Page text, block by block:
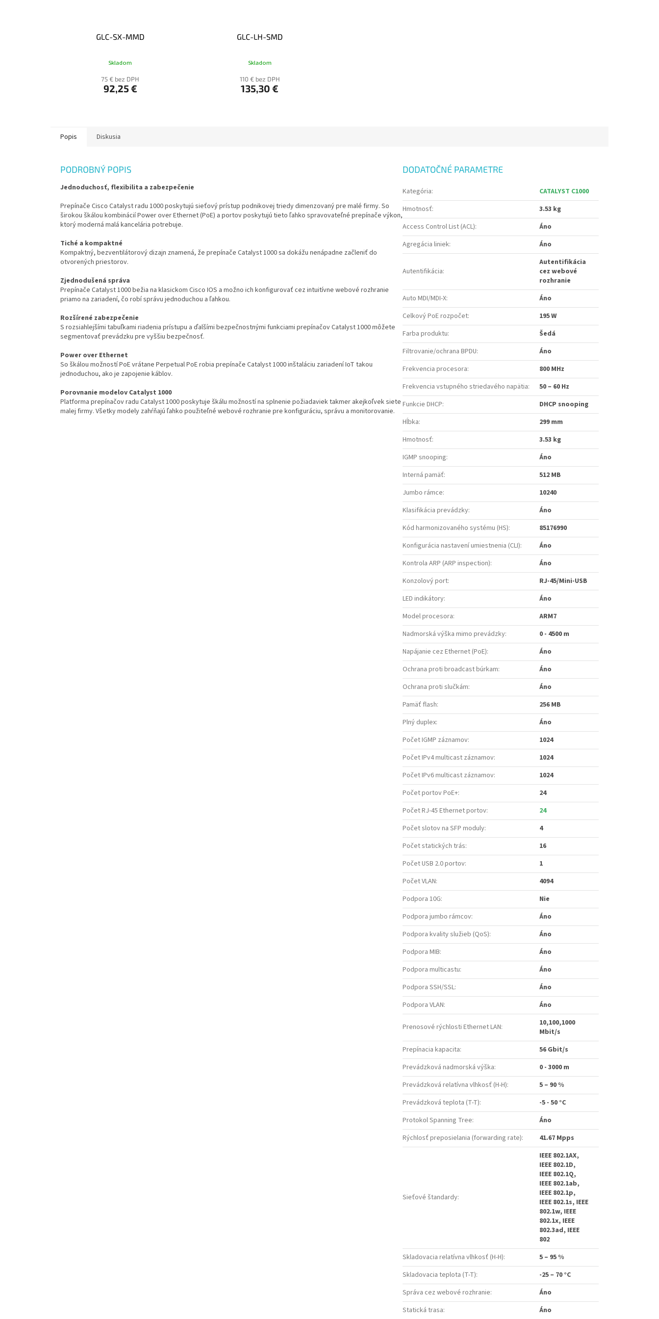
GLC-SX-MMD
Skladom
75 € bez DPH
92,25 €
GLC-LH-SMD
Skladom
110 € bez DPH
135,30 €
Popis Diskusia
PODROBNÝ POPIS
Jednoduchosť, flexibilita a zabezpečenie
Prepínače Cisco Catalyst radu 1000 poskytujú sieťový prístup podnikovej triedy dimenzovaný pre malé firmy. So
širokou škálou kombinácií Power over Ethernet (PoE) a portov poskytujú tieto ľahko spravovateľné prepínače výkon,
ktorý moderná malá kancelária potrebuje.
Tiché a kompaktné
Kompaktný, bezventilátorový dizajn znamená, že prepínače Catalyst 1000 sa dokážu nenápadne začleniť do
otvorených priestorov.
Zjednodušená správa
Prepínače Catalyst 1000 bežia na klasickom Cisco IOS a možno ich konfigurovať cez intuitívne webové rozhranie
priamo na zariadení, čo robí správu jednoduchou a ľahkou.
Rozšírené zabezpečenie
S rozsiahlejšími tabuľkami riadenia prístupu a ďalšími bezpečnostnými funkciami prepínačov Catalyst 1000 môžete
segmentovať prevádzku pre vyššiu bezpečnosť.
Power over Ethernet
So škálou možností PoE vrátane Perpetual PoE robia prepínače Catalyst 1000 inštaláciu zariadení IoT takou
jednoduchou, ako je zapojenie káblov.
Porovnanie modelov Catalyst 1000
Platforma prepínačov radu Catalyst 1000 poskytuje škálu možností na splnenie požiadaviek takmer akejkoľvek siete
malej firmy. Všetky modely zahŕňajú ľahko použiteľné webové rozhranie pre konfiguráciu, správu a monitorovanie.
DODATOČNÉ PARAMETRE
Kategória:
CATALYST C1000
Hmotnosť:
3.53 kg
Access Control List (ACL):
Áno
Agregácia liniek: Áno
Autentifikácia:
Autentifikácia
cez webové
rozhranie
Auto MDI/MDI-X:
Áno
Celkový PoE rozpočet:
195 W
Farba produktu:
Šedá
Filtrovanie/ochrana BPDU:
Áno
Frekvencia procesora:
800 MHz
Frekvencia vstupného striedavého napätia:
50 – 60 Hz
Funkcie DHCP:
DHCP snooping
Hĺbka:
299 mm
Hmotnosť:
3.53 kg
IGMP snooping:
Áno
Interná pamäť:
512 MB
Jumbo rámce:
10240
Klasifikácia prevádzky:
Áno
Kód harmonizovaného systému (HS):
85176990
Konfigurácia nastavení umiestnenia (CLI):
Áno
Kontrola ARP (ARP inspection):
Áno
Konzolový port:
RJ-45/Mini-USB
LED indikátory:
Áno
Model procesora:
ARM7
Nadmorská výška mimo prevádzky:
0 - 4500 m
Napájanie cez Ethernet (PoE):
Áno
Ochrana proti broadcast búrkam:
Áno
Ochrana proti slučkám:
Áno
Pamäť flash:
256 MB
Plný duplex:
Áno
Počet IGMP záznamov:
1024
Počet IPv4 multicast záznamov:
1024
Počet IPv6 multicast záznamov:
1024
Počet portov PoE+:
24
Počet RJ-45 Ethernet portov:
24
Počet slotov na SFP moduly:
4
Počet statických trás:
16
Počet USB 2.0 portov:
1
Počet VLAN:
4094
Podpora 10G:
Nie
Podpora jumbo rámcov:
Áno
Podpora kvality služieb (QoS):
Áno
Podpora MIB:
Áno
Podpora multicastu:
Áno
Podpora SSH/SSL:
Áno
Podpora VLAN: Áno
Prenosové rýchlosti Ethernet LAN:
10,100,1000
Mbit/s
Prepínacia kapacita:
56 Gbit/s
Prevádzková nadmorská výška:
0 - 3000 m
Prevádzková relatívna vlhkosť (H-H):
5 – 90 %
Prevádzková teplota (T-T):
-5 - 50 °C
Protokol Spanning Tree:
Áno
Rýchlosť preposielania (forwarding rate): 41.67 Mpps
Sieťové štandardy:
IEEE 802.1AX,
IEEE 802.1D,
IEEE 802.1Q,
IEEE 802.1ab,
IEEE 802.1p,
IEEE 802.1s, IEEE
802.1w, IEEE
802.1x, IEEE
802.3ad, IEEE
802
Skladovacia relatívna vlhkosť (H-H):
5 – 95 %
Skladovacia teplota (T-T):
-25 – 70 °C
Správa cez webové rozhranie:
Áno
Statická trasa: Áno